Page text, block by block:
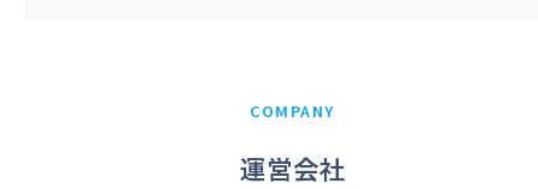
COMPANY
運営会社